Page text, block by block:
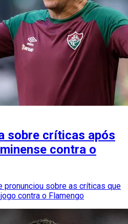
sobre críticas após
contra o
pronunciou sobre as críticas que
contra o Flamengo